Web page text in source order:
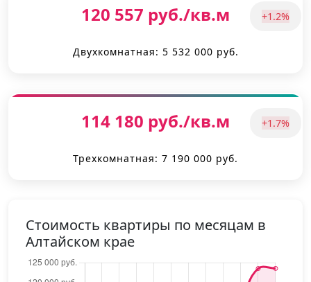
120 557 руб./кв.м +1.2%
Двухкомнатная: 5 532 000 руб.
114 180 руб./кв.м +1.7%
Трехкомнатная: 7 190 000 руб.
Стоимость квартиры по месяцам в
Алтайском крае